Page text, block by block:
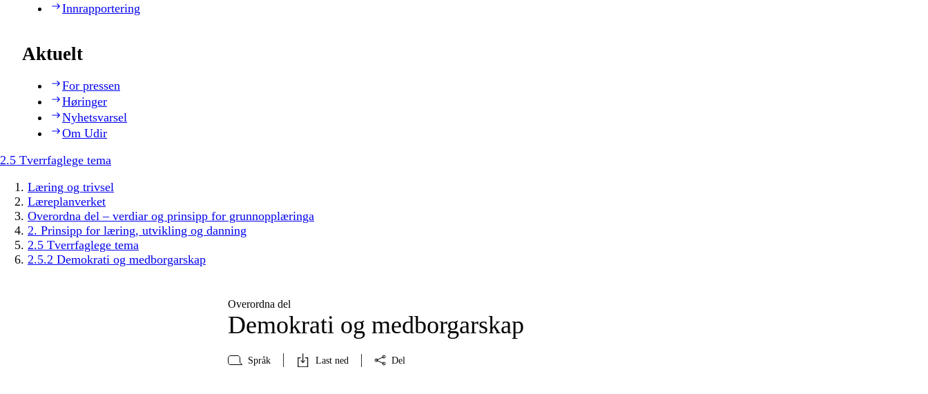
Innrapportering
Aktuelt
For pressen
Høringer
Nyhetsvarsel
Om Udir
2.5 Tverrfaglege tema
Læring og trivsel
Læreplanverket
Overordna del – verdiar og prinsipp for grunnopplæringa
2. Prinsipp for læring, utvikling og danning
2.5 Tverrfaglege tema
2.5.2 Demokrati og medborgarskap
Overordna del
Demokrati og medborgarskap
Språk Last ned Del